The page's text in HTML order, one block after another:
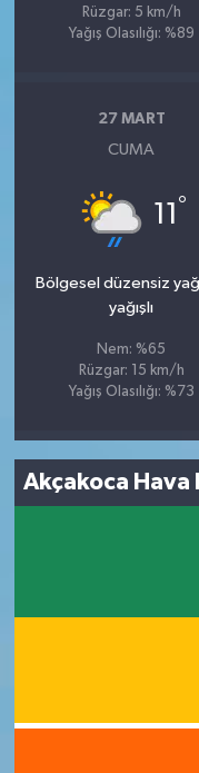
Rüzgar: 5 km/h
Yağış Olasılığı: %89
27 MART
CUMA
11 °
Bölgesel düzensiz
yağışlı
Nem: %65
Rüzgar: 15 km/h
Yağış Olasılığı: %73
Akçakoca Hava